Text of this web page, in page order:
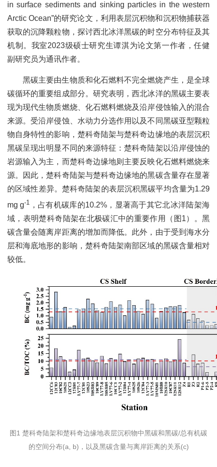
in surface sediments and sinking particles in the western
Arctic Ocean”的研究论文，利用表层沉积物和沉积物捕获器
获取的沉降颗粒物，探讨西北冰洋黑碳的时空分布特征及其
机制。我室2023级硕士研究生谭淇为论文第一作者，任健
副研究员为通讯作者。
黑碳主要由生物质和化石燃料不完全燃烧产生，是全球
碳循环的重要组成部分。研究表明，西北冰洋的黑碳主要表
现为现代生物质燃烧、化石燃料燃烧及沿岸侵蚀输入的混合
来源。受沿岸侵蚀、水动力分选作用以及不同黑碳亚型颗粒
物自身特性的影响，楚科奇陆架与楚科奇边缘地的表层沉积
黑碳呈现出明显不同的来源特征：楚科奇陆架以沿岸侵蚀的
岩源输入为主，而楚科奇边缘地则主要反映化石燃料燃烧来
源。因此，楚科奇陆架与楚科奇边缘地的黑碳含量存在显著
的区域性差异。楚科奇陆架的表层沉积黑碳平均含量为1.29
mg g-1 ，占有机碳库的10.2%，显著高于其它北冰洋陆架海
域，表明楚科奇陆架在北极碳汇中的重要作用（图1）。黑
碳含量会随离岸距离的增加而降低。此外，由于受到海水分
层和海底地形的影响，楚科奇陆架南部区域的黑碳含量相对
较低。
图1 楚科奇陆架和楚科奇边缘地表层沉积物中黑碳和黑碳/总有机碳
的空间分布(a, b)，以及黑碳含量与离岸距离的关系(c)